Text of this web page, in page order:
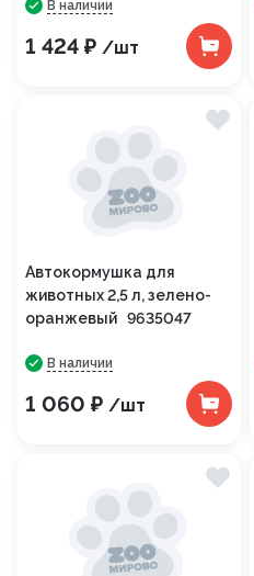
В наличии
1 424 ₽ /шт
Автокормушка для
животных 2,5 л, зелено-
оранжевый 9635047
В наличии
1 060 ₽ /шт